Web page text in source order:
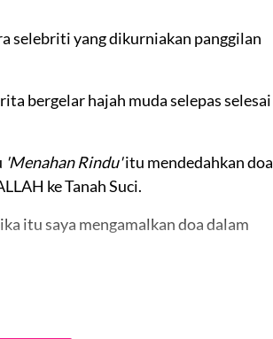
selebriti yang dikurniakan panggilan
bergelar hajah muda selepas selesai
'Menahan Rindu'itu mendedahkan doa
ke Tanah Suci.
itu saya mengamalkan doa dalam